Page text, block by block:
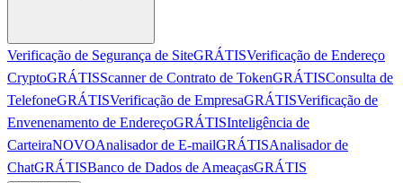
Verificação de Segurança de SiteGRÁTISVerificação de Endereço
CryptoGRÁTISScanner de Contrato de TokenGRÁTISConsulta de
TelefoneGRÁTISVerificação de EmpresaGRÁTISVerificação de
Envenenamento de EndereçoGRÁTISInteligência de
CarteiraNOVOAnalisador de E-mailGRÁTISAnalisador de
ChatGRÁTISBanco de Dados de AmeaçasGRÁTIS